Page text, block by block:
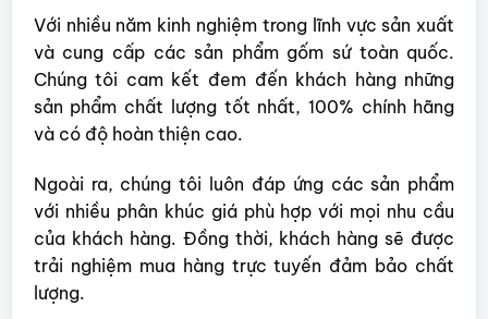
Với nhiều năm kinh nghiệm trong lĩnh vực sản xuất
và cung cấp các sản phẩm gốm sứ toàn quốc.
Chúng tôi cam kết đem đến khách hàng những
sản phẩm chất lượng tốt nhất, 100% chính hãng
và có độ hoàn thiện cao.
Ngoài ra, chúng tôi luôn đáp ứng các sản phẩm
với nhiều phân khúc giá phù hợp với mọi nhu cầu
của khách hàng. Đồng thời, khách hàng sẽ được
trải nghiệm mua hàng trực tuyến đảm bảo chất
lượng.